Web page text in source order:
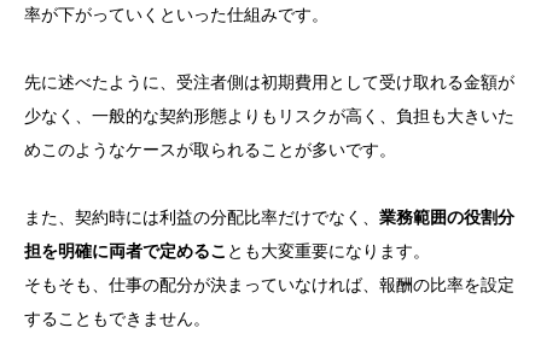
率が下がっていくといった仕組みです。
先に述べたように、受注者側は初期費用として受け取れる金額が
少なく、一般的な契約形態よりもリスクが高く、負担も大きいた
めこのようなケースが取られることが多いです。
また、契約時には利益の分配比率だけでなく、 業務範囲の役割分
担を明確に両者で定めるこ とも大変重要になります。
そもそも、仕事の配分が決まっていなければ、報酬の比率を設定
することもできません。